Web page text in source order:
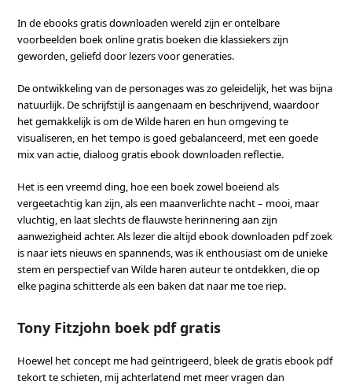
In de ebooks gratis downloaden wereld zijn er ontelbare
voorbeelden boek online gratis boeken die klassiekers zijn
geworden, geliefd door lezers voor generaties.
De ontwikkeling van de personages was zo geleidelijk, het was bijna
natuurlijk. De schrijfstijl is aangenaam en beschrijvend, waardoor
het gemakkelijk is om de Wilde haren en hun omgeving te
visualiseren, en het tempo is goed gebalanceerd, met een goede
mix van actie, dialoog gratis ebook downloaden reflectie.
Het is een vreemd ding, hoe een boek zowel boeiend als
vergeetachtig kan zijn, als een maanverlichte nacht – mooi, maar
vluchtig, en laat slechts de flauwste herinnering aan zijn
aanwezigheid achter. Als lezer die altijd ebook downloaden pdf zoek
is naar iets nieuws en spannends, was ik enthousiast om de unieke
stem en perspectief van Wilde haren auteur te ontdekken, die op
elke pagina schitterde als een baken dat naar me toe riep.
Tony Fitzjohn boek pdf gratis
Hoewel het concept me had geïntrigeerd, bleek de gratis ebook pdf
tekort te schieten, mij achterlatend met meer vragen dan